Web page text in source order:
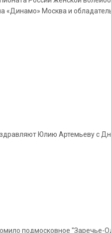
«Динамо» Москва и
Юлию Артемьеву с
подмосковное "Заречье-